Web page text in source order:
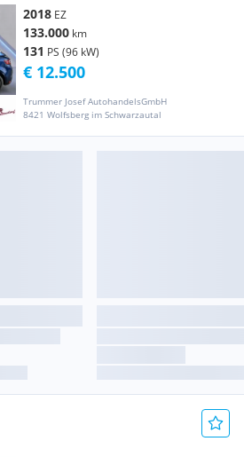
2018 EZ
133.000 km
131 PS (96 kW)
Trummer Josef AutohandelsGmbH
8421 Wolfsberg im Schwarzautal
€ 12.500